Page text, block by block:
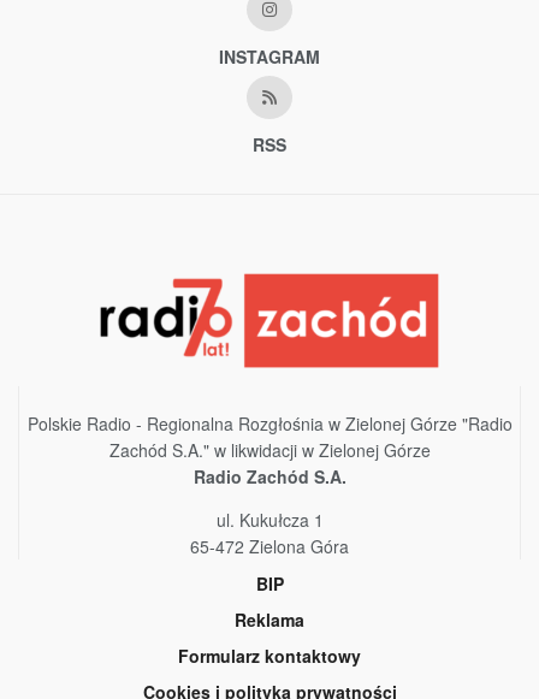
INSTAGRAM
RSS
Polskie Radio - Regionalna Rozgłośnia w Zielonej Górze "Radio
Zachód S.A." w likwidacji w Zielonej Górze
Radio Zachód S.A.
ul. Kukułcza 1
65-472 Zielona Góra
BIP
Reklama
Formularz kontaktowy
Cookies i polityka prywatności